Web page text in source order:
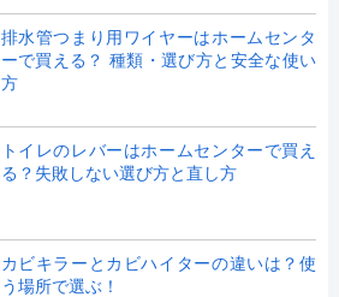
排水管つまり用ワイヤーはホームセンタ
ーで買える？ 種類・選び方と安全な使い
方
トイレのレバーはホームセンターで買え
る？失敗しない選び方と直し方
カビキラーとカビハイターの違いは？使
う場所で選ぶ！